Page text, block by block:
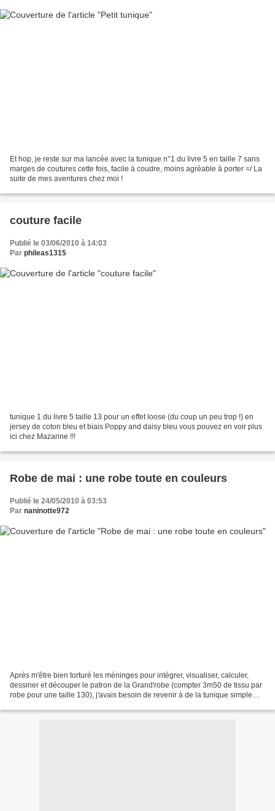
Et hop, je reste sur ma lancée avec la tunique n°1 du livre 5 en taille 7 sans
marges de coutures cette fois, facile à coudre, moins agréable à porter =/ La
suite de mes aventures chez moi !
couture facile
Publié le 03/06/2010 à 14:03
Par phileas1315
tunique 1 du livre 5 taille 13 pour un effet loose (du coup un peu trop !) en
jersey de coton bleu et biais Poppy and daisy bleu vous pouvez en voir plus
ici chez Mazarine !!!
Robe de mai : une robe toute en couleurs
Publié le 24/05/2010 à 03:53
Par naninotte972
Après m'être bien torturé les méninges pour intégrer, visualiser, calculer,
dessiner et découper le patron de la Grand'robe (compter 3m50 de tissu par
robe pour une taille 130), j'avais besoin de revenir à de la tunique simple